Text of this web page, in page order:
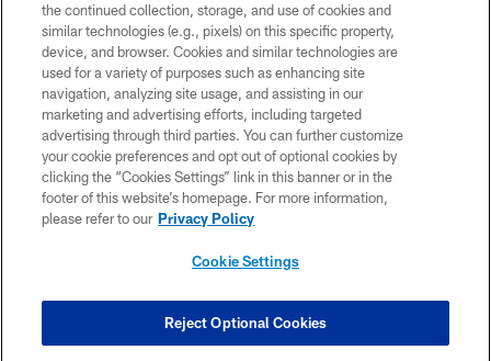
© Atlanta Falcons Football Club - 2026
PRIVACY POLICY
EMPLOYMENT
FAQ
MEDIA
ACCESSIBILITY
COOKIE SETTINGS
the continued collection, storage, and use of cookies and
similar technologies (e.g., pixels) on this specific property,
device, and browser. Cookies and similar technologies are
used for a variety of purposes such as enhancing site
navigation, analyzing site usage, and assisting in our
marketing and advertising efforts, including targeted
advertising through third parties. You can further customize
your cookie preferences and opt out of optional cookies by
clicking the “Cookies Settings” link in this banner or in the
footer of this website’s homepage. For more information,
please refer to our Privacy Policy
Cookie Settings
Reject Optional Cookies